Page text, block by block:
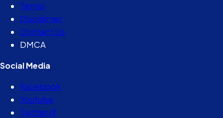
Terms
Disclaimer
Contact Us
DMCA
Social Media
Facebook
Youtube
Twitter/X